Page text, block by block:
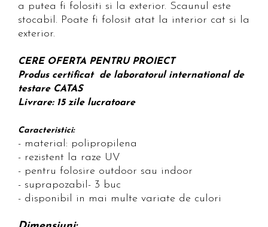
a putea fi folositi si la exterior. Scaunul este
stocabil. Poate fi folosit atat la interior cat si la
exterior.
CERE OFERTA PENTRU PROIECT
Produs certificat de laboratorul international de
testare CATAS
Livrare: 15 zile lucratoare
Caracteristici:
- material: polipropilena
- rezistent la raze UV
- pentru folosire outdoor sau indoor
- suprapozabil- 3 buc
- disponibil in mai multe variate de culori